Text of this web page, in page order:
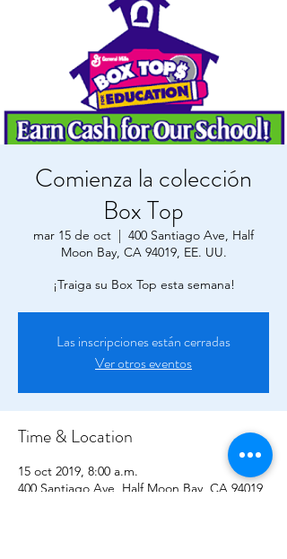
Comienza la colección
Box Top
mar 15 de oct
  |
400 Santiago Ave, Half
Moon Bay, CA 94019, EE. UU.
¡Traiga su Box Top esta semana!
Las inscripciones están cerradas
Ver otros eventos
Time & Location
15 oct 2019, 8:00 a.m.
400 Santiago Ave, Half Moon Bay, CA 94019,